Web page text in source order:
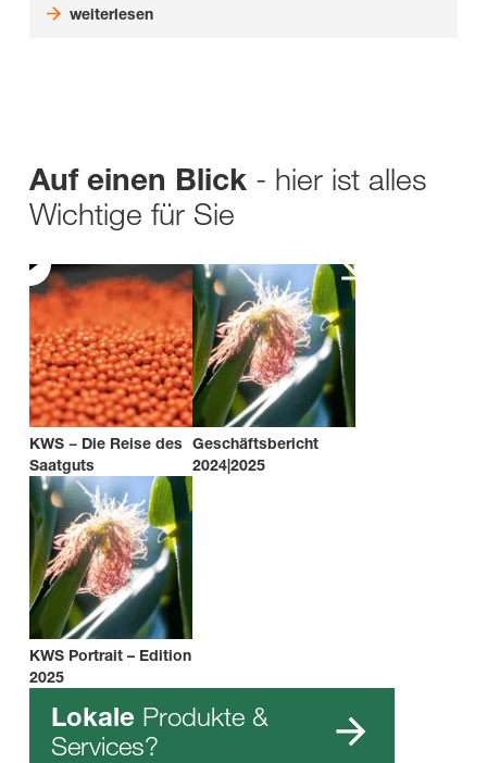
weiterlesen
Auf einen Blick - hier ist alles
Wichtige für Sie
KWS − Die Reise des
Saatguts
Geschäftsbericht
2024|2025
KWS Portrait – Edition
2025
Lokale Produkte &
Services?